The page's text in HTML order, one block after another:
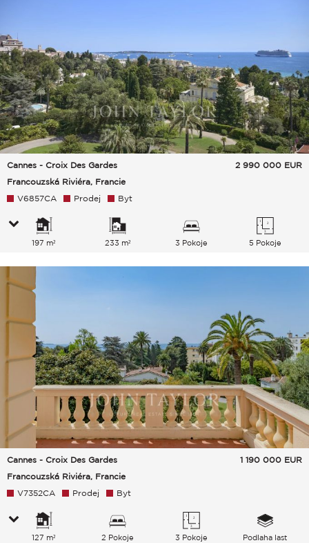
Cannes - Croix Des Gardes
Francouzská Riviéra, Francie
2 990 000 EUR
V6857CA Prodej Byt
197 m² 233 m² 3 Pokoje 5 Pokoje
Cannes - Croix Des Gardes
Francouzská Riviéra, Francie
1 190 000 EUR
V7352CA Prodej Byt
127 m² 2 Pokoje 3 Pokoje Podlaha last